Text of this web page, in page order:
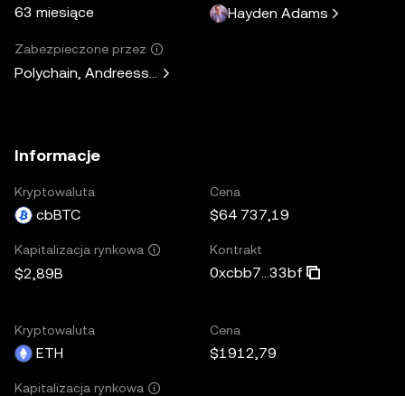
63 miesiące Hayden Adams
Zabezpieczone przez
Polychain, Andreessen Horowitz, Paradigm, Variant Fund,
Informacje
Kryptowaluta
cbBTC
Cena
$64 737,19
Kapitalizacja rynkowa
$2,89B
Kontrakt
0xcbb7...33bf
Kryptowaluta
ETH
Cena
$1912,79
Kapitalizacja rynkowa